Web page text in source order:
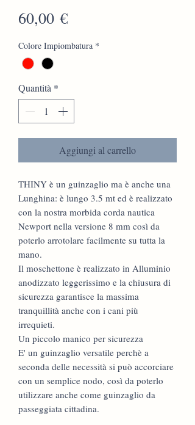
60,00 €Prezzo
Colore Impiombatura *
Quantità *
Aggiungi al carrello
THINY è un guinzaglio ma è anche una
Lunghina: è lungo 3.5 mt ed è realizzato
con la nostra morbida corda nautica
Newport nella versione 8 mm così da
poterlo arrotolare facilmente su tutta la
mano.
Il moschettone è realizzato in Alluminio
anodizzato leggerissimo e la chiusura di
sicurezza garantisce la massima
tranquillità anche con i cani più
irrequieti.
Un piccolo manico per sicurezza
E' un guinzaglio versatile perchè a
seconda delle necessità si può accorciare
con un semplice nodo, così da poterlo
utilizzare anche come guinzaglio da
passeggiata cittadina.